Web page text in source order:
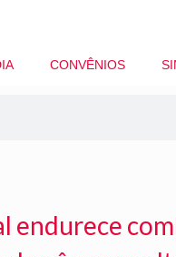
CONVÊNIOS
endurece